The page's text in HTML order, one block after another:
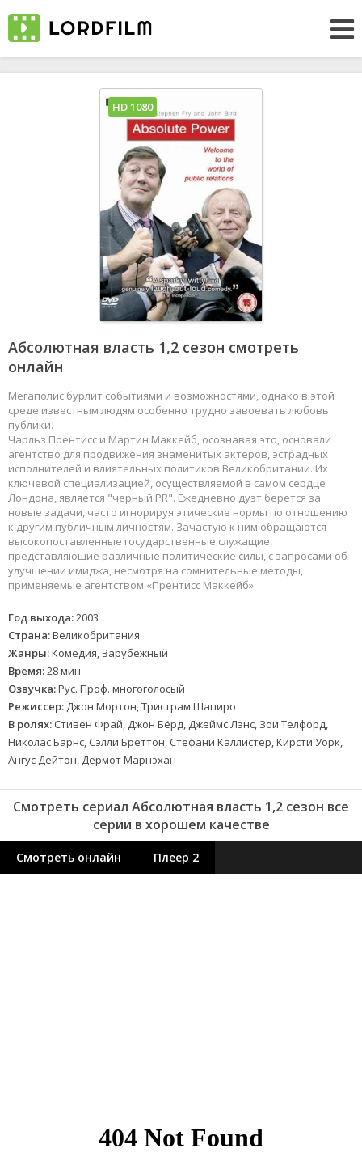
Абсолютная власть 1,2 сезон смотреть
онлайн
Мегаполис бурлит событиями и возможностями, однако в этой
среде известным людям особенно трудно завоевать любовь
публики.
Чарльз Прентисс и Мартин Маккейб, осознавая это, основали
агентство для продвижения знаменитых актеров, эстрадных
исполнителей и влиятельных политиков Великобритании. Их
ключевой специализацией, осуществляемой в самом сердце
Лондона, является "черный PR". Ежедневно дуэт берется за
новые задачи, часто игнорируя этические нормы по отношению
к другим публичным личностям. Зачастую к ним обращаются
высокопоставленные государственные служащие,
представляющие различные политические силы, с запросами об
улучшении имиджа, несмотря на сомнительные методы,
применяемые агентством «Прентисс Маккейб».
Год выхода:2003
Страна:Великобритания
Жанры:Комедия, Зарубежный
Время:28 мин
Озвучка:Рус. Проф. многоголосый
Режиссер: Джон Мортон, Тристрам Шапиро
В ролях: Стивен Фрай, Джон Бёрд, Джеймс Лэнс, Зои Телфорд,
Николас Барнс, Сэлли Бреттон, Стефани Каллистер, Кирсти Уорк,
Ангус Дейтон, Дермот Марнэхан
HD 1080
Смотреть сериал Абсолютная власть 1,2 сезон все
серии в хорошем качестве
Смотреть онлайн Плеер 2